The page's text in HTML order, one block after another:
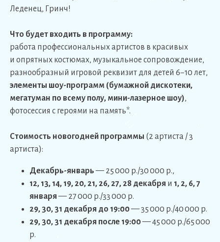
Леденец, Гринч!
Что будет входить в программу:
работа профессиональных артистов в красивых
и опрятных костюмах, музыкальное сопровождение,
разнообразный игровой реквизит для детей 6−10 лет,
элементы шоу-программ (бумажной дискотеки,
мегатуман по всему полу, мини-лазерное шоу),
фотосессия с героями на память*.
Стоимость новогодней программы (2 артиста / 3
артиста):
Декабрь-январь— 25 000 р./30 000 р.,
12, 13, 14, 19, 20, 21, 26, 27, 28 декабря и 1, 2, 6, 7
января— 27 000 р./33 000 р.
29, 30, 31 декабря до 19:00— 35 000 р./40 000 р.
29, 30, 31 декабря после 19:00— 45 000 р./65 000
р.